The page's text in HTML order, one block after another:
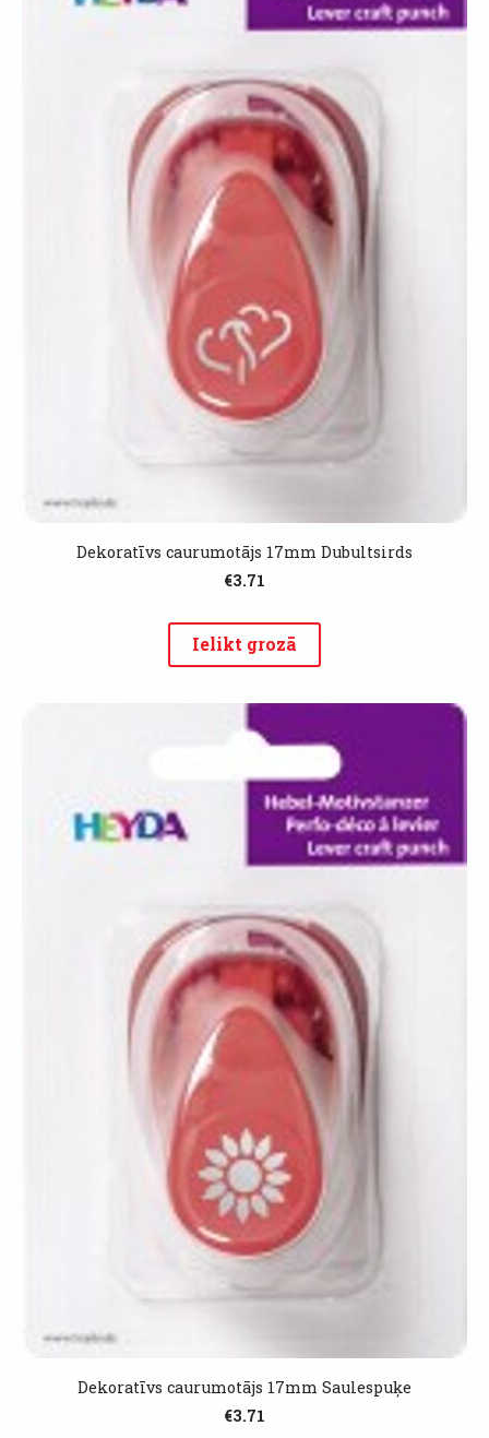
Dekoratīvs caurumotājs 17mm Dubultsirds
€3.71
Ielikt grozā
Dekoratīvs caurumotājs 17mm Saulespuķe
€3.71